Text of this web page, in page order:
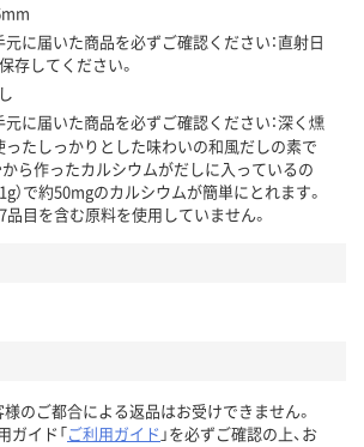
届いた商品を必ずご確認ください：直射日
存してください。
に届いた商品を必ずご確認ください：深く燻
ったしっかりとした味わいの和風だしの素で
ら作ったカルシウムがだしに入っているの
）で約50mgのカルシウムが簡単にとれます。
目を含む原料を使用していません。
様のご都合による返品はお受けできません。
ガイド「ご利用ガイド 」を必ずご確認の上、お